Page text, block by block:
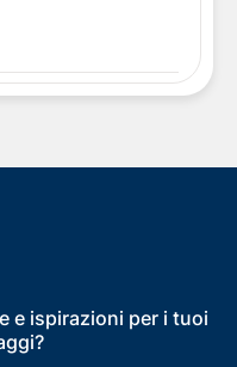
e ispirazioni per i tuoi